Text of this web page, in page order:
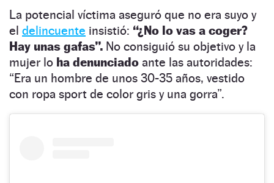
La potencial víctima aseguró que no era suyo y
el delincuente insistió: “¿No lo vas a coger?
Hay unas gafas”. No consiguió su objetivo y la
mujer lo ha denunciado ante las autoridades:
“Era un hombre de unos 30-35 años, vestido
con ropa sport de color gris y una gorra”.